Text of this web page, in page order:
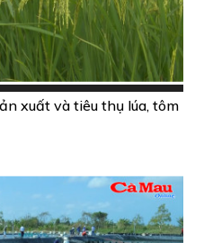
xuất và tiêu thụ lúa, tôm